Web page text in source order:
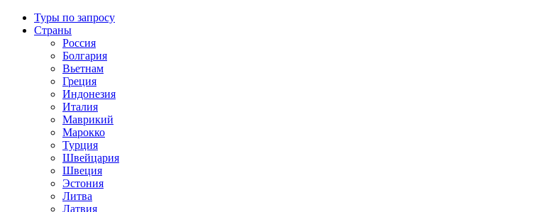
Туры по запросу
Страны
Россия
Болгария
Вьетнам
Греция
Индонезия
Италия
Маврикий
Марокко
Турция
Швейцария
Швеция
Эстония
Литва
Латвия